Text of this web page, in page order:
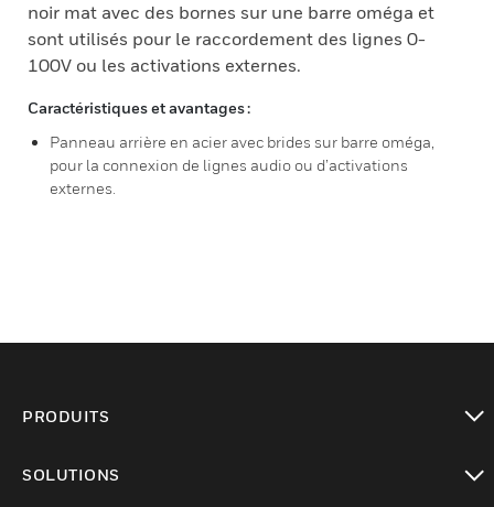
noir mat avec des bornes sur une barre oméga et
sont utilisés pour le raccordement des lignes 0-
100V ou les activations externes.
Caractéristiques et avantages :
Panneau arrière en acier avec brides sur barre oméga,
pour la connexion de lignes audio ou d’activations
externes.
PRODUITS
SOLUTIONS